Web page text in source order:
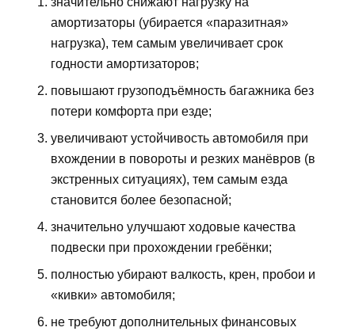
амортизаторы (убирается «паразитная»
нагрузка), тем самым увеличивает срок
годности амортизаторов;
повышают грузоподъёмность багажника без
потери комфорта при езде;
увеличивают устойчивость автомобиля при
вхождении в повороты и резких манёвров (в
экстренных ситуациях), тем самым езда
становится более безопасной;
значительно улучшают ходовые качества
подвески при прохождении гребёнки;
полностью убирают валкость, крен, пробои и
«кивки» автомобиля;
не требуют дополнительных финансовых